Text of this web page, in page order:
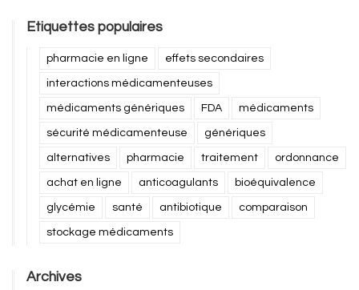
Etiquettes populaires
pharmacie en ligne effets secondaires
interactions médicamenteuses
médicaments génériques FDA médicaments
sécurité médicamenteuse génériques
alternatives pharmacie traitement ordonnance
achat en ligne anticoagulants bioéquivalence
glycémie santé antibiotique comparaison
stockage médicaments
Archives